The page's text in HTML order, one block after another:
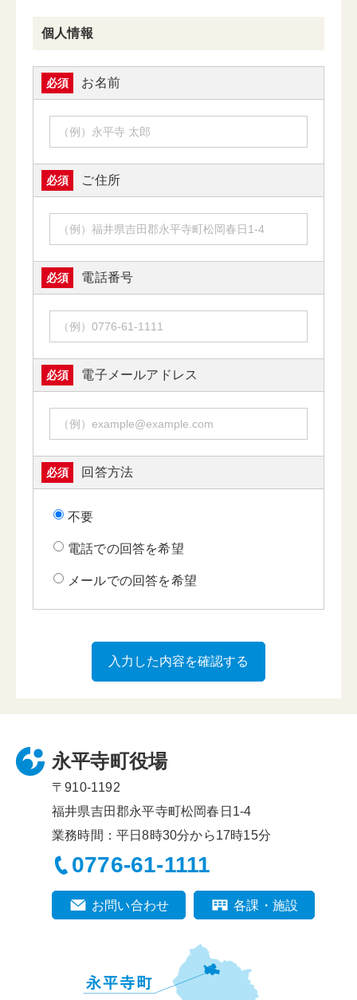
個人情報
必須 お名前
必須 ご住所
必須 電話番号
必須 電子メールアドレス
必須 回答方法
不要
電話での回答を希望
メールでの回答を希望
永平寺町役場
〒910-1192
福井県吉田郡永平寺町松岡春日1-4
業務時間：平日8時30分から17時15分
0776-61-1111
お問い合わせ 各課・施設